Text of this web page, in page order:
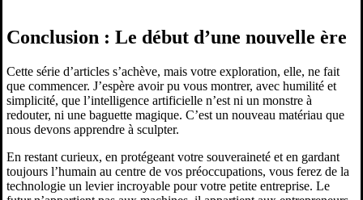
Conclusion : Le début d’une nouvelle ère
Cette série d’articles s’achève, mais votre exploration, elle, ne fait
que commencer. J’espère avoir pu vous montrer, avec humilité et
simplicité, que l’intelligence artificielle n’est ni un monstre à
redouter, ni une baguette magique. C’est un nouveau matériau que
nous devons apprendre à sculpter.
En restant curieux, en protégeant votre souveraineté et en gardant
toujours l’humain au centre de vos préoccupations, vous ferez de la
technologie un levier incroyable pour votre petite entreprise. Le